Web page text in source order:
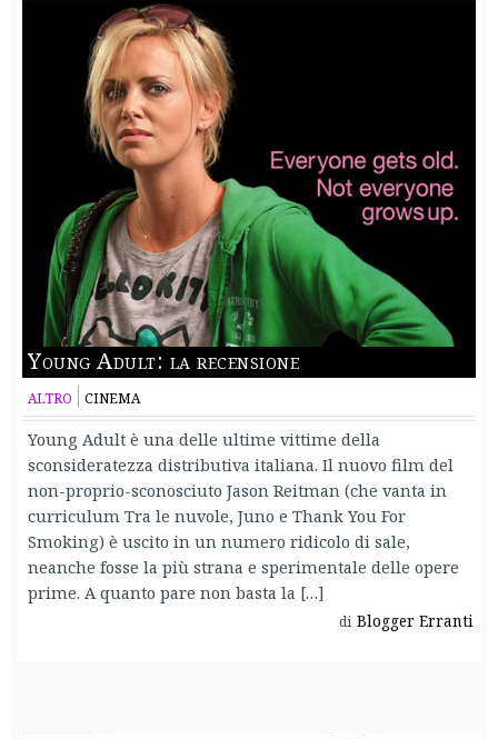
Young Adult: la recensione
ALTRO CINEMA
Young Adult è una delle ultime vittime della
sconsideratezza distributiva italiana. Il nuovo film del
non-proprio-sconosciuto Jason Reitman (che vanta in
curriculum Tra le nuvole, Juno e Thank You For
Smoking) è uscito in un numero ridicolo di sale,
neanche fosse la più strana e sperimentale delle opere
prime. A quanto pare non basta la […]
di Blogger Erranti